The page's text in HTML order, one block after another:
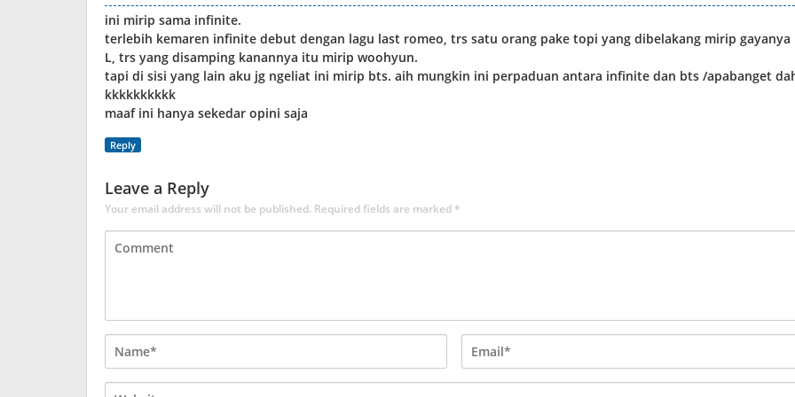
ini mirip sama infinite.
terlebih kemaren infinite debut dengan lagu last romeo, trs satu orang pake topi yang dibelakang mirip gayanya
L, trs yang disamping kanannya itu mirip woohyun.
tapi di sisi yang lain aku jg ngeliat ini mirip bts. aih mungkin ini perpaduan antara infinite dan bts /apabanget
kkkkkkkkkk
maaf ini hanya sekedar opini saja
Reply
Leave a Reply
Your email address will not be published. Required fields are marked*